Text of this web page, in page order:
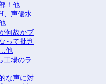
！他
、声優水
何故かブ
って批判
他
工場のラ
な声に対